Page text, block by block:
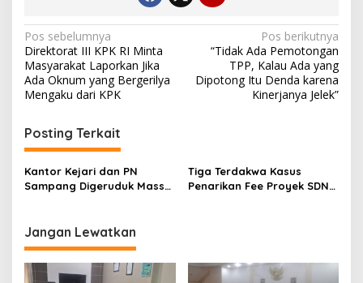
Navigasi
pos
Pos sebelumnya
Direktorat III KPK RI Minta
Masyarakat Laporkan Jika
Ada Oknum yang Bergerilya
Mengaku dari KPK
Pos berikutnya
“Tidak Ada Pemotongan
TPP, Kalau Ada yang
Dipotong Itu Denda karena
Kinerjanya Jelek”
Posting Terkait
Kantor Kejari dan PN
Sampang Digeruduk Massa
Tiga Terdakwa Kasus
Penarikan Fee Proyek SDN
Jangan Lewatkan